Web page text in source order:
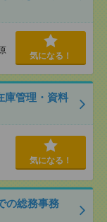
気になる！
庫管理・資料
気になる！
の総務事務